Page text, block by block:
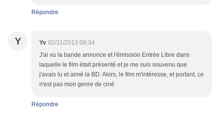
Répondre
Y Yv 02/11/2013 08:34
J'ai vu la bande annonce et l'émission Entrée Libre dans
laquelle le film était présenté et je me suis souvenu que
j'avais lu et aimé la BD. Alors, le film m'intéresse, et portant, ce
n'est pas mon genre de ciné
Répondre